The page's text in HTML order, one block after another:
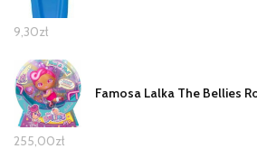
9,30zł
Famosa Lalka The Bellies
255,00zł